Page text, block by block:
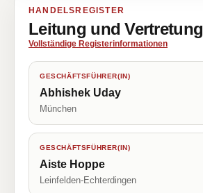
HANDELSREGISTER
Leitung und Vertretung
Vollständige Registerinformationen
GESCHÄFTSFÜHRER(IN)
Abhishek Uday
München
GESCHÄFTSFÜHRER(IN)
Aiste Hoppe
Leinfelden-Echterdingen